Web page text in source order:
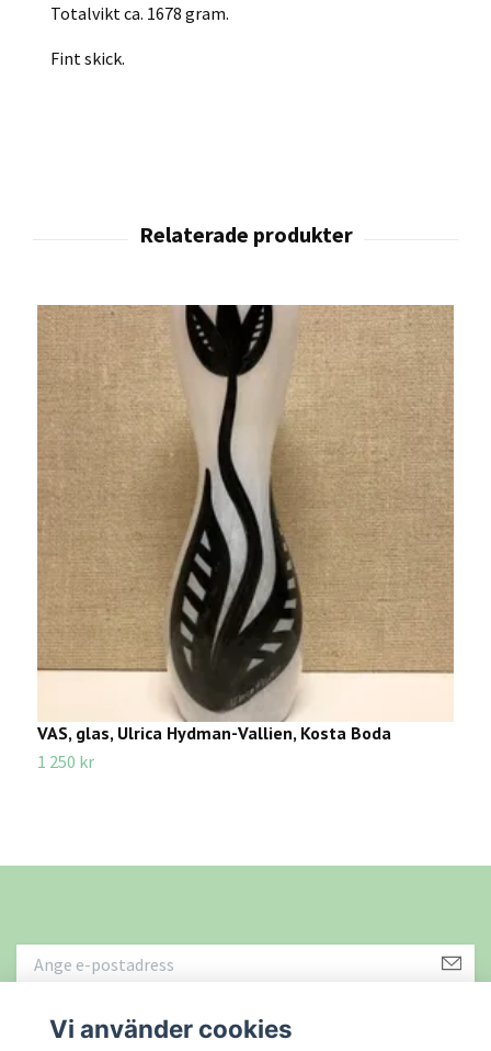
Totalvikt ca. 1678 gram.
Fint skick.
VAS, glas, Ulrica Hydman-Vallien, Kosta Boda
1 250 kr
Vi använder cookies